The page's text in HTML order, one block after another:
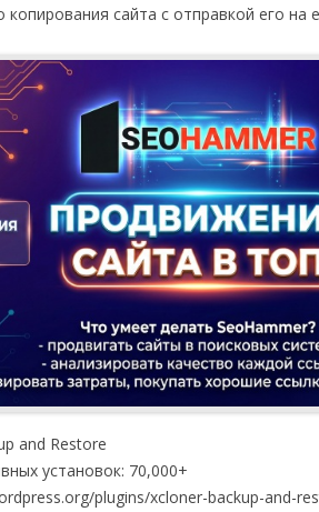
копирования сайта с отправкой его на
and Restore
установок: 70,000+
plugins/xcloner-backup-and-